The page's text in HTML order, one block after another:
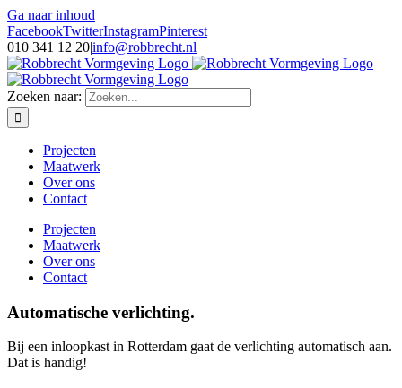
Ga naar inhoud
FacebookTwitterInstagramPinterest
010 341 12 20|info@robbrecht.nl
Zoeken naar:
Projecten
Maatwerk
Over ons
Contact
Projecten
Maatwerk
Over ons
Contact
Automatische verlichting.
Bij een inloopkast in Rotterdam gaat de verlichting automatisch aan.
Dat is handig!